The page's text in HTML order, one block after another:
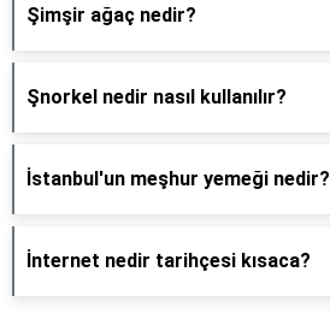
Şimşir ağaç nedir?
Şnorkel nedir nasıl kullanılır?
İstanbul'un meşhur yemeği nedir?
İnternet nedir tarihçesi kısaca?